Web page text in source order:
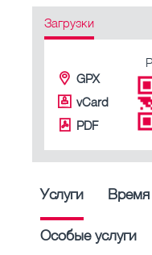
Загрузки
GPX
vCard
PDF
Услуги
Особые услуги